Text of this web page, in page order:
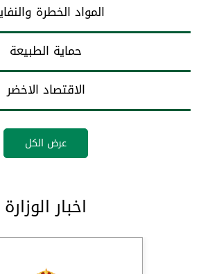
المواد الخطرة
حماية الطبيعة
الاقتصاد الاخضر
عرض الكل
اخبار الوزارة